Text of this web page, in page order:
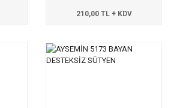
210,00 TL + KDV